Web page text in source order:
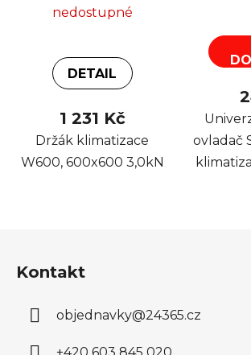
nedostupné
DETAIL
1 231 Kč
Držák klimatizace
W600, 600x600 3,0kN
ovladač
Kontakt
objednavky@24365.cz
+420 603 845 020